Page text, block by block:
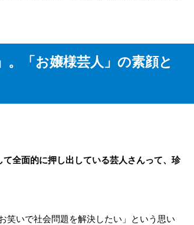
。「お嬢様芸人」の素顔と
全面的に押し出している芸人さんって、珍
笑いで社会問題を解決したい」という思い